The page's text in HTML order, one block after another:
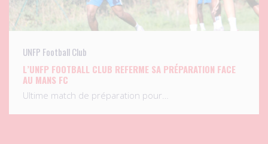
UNFP Football Club
L’UNFP FOOTBALL CLUB REFERME SA PRÉPARATION FACE
AU MANS FC
Ultime match de préparation pour…